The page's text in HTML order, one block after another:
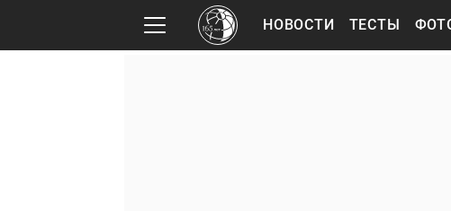
НОВОСТИ ТЕСТЫ